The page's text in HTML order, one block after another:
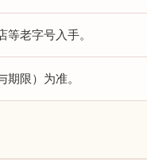
老字号入手。
限）为准。